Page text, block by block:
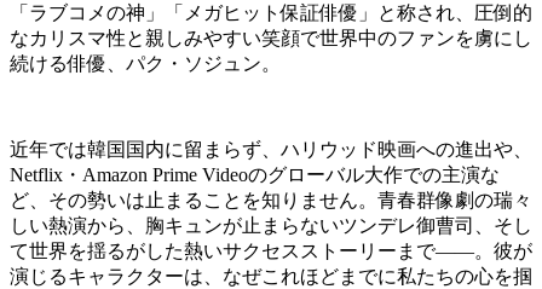
「ラブコメの神」「メガヒット保証俳優」と称され、圧倒的
なカリスマ性と親しみやすい笑顔で世界中のファンを虜にし
続ける俳優、パク・ソジュン。
近年では韓国国内に留まらず、ハリウッド映画への進出や、
Netflix・Amazon Prime Videoのグローバル大作での主演な
ど、その勢いは止まることを知りません。青春群像劇の瑞々
しい熱演から、胸キュンが止まらないツンデレ御曹司、そし
て世界を揺るがした熱いサクセスストーリーまで――。彼が
演じるキャラクターは、なぜこれほどまでに私たちの心を掴